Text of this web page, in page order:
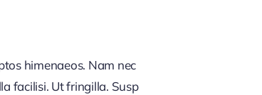
himenaeos. Nam nec
facilisi. Ut fringilla. Susp